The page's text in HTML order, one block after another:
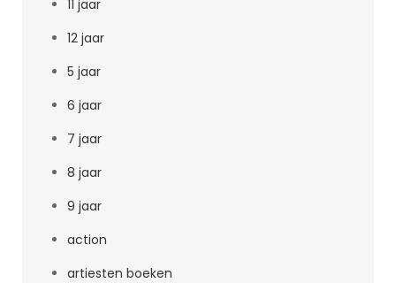
11 jaar
12 jaar
5 jaar
6 jaar
7 jaar
8 jaar
9 jaar
action
artiesten boeken